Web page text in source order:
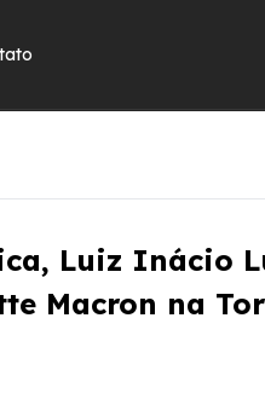
Luiz Inácio
Macron na